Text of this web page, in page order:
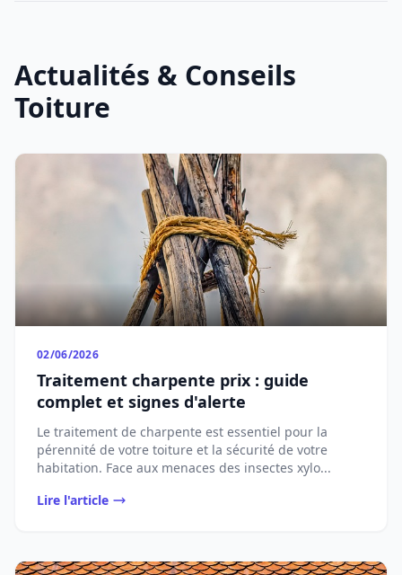
Actualités & Conseils
Toiture
02/06/2026
Traitement charpente prix : guide
complet et signes d'alerte
Le traitement de charpente est essentiel pour la
pérennité de votre toiture et la sécurité de votre
habitation. Face aux menaces des insectes xylo...
Lire l'article